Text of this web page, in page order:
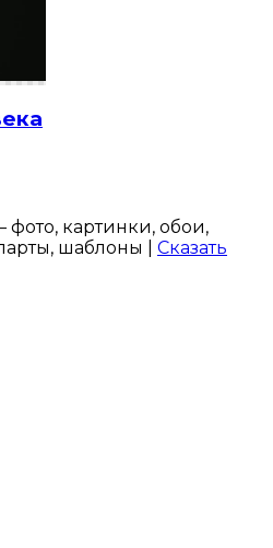
картинки, обои,
шаблоны | Сказать